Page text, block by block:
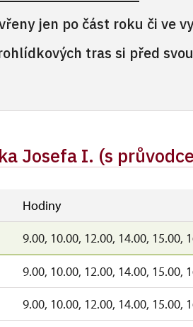
jen po část roku či ve
tras si před
Josefa I. (s
Hodiny
9.00, 10.00, 12.00, 14.00, 15.00,
9.00, 10.00, 12.00, 14.00, 15.00,
9.00, 10.00, 12.00, 14.00, 15.00,